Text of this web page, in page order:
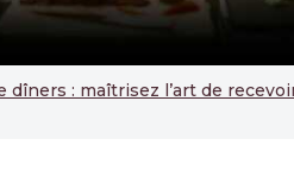
dîners : maîtrisez l’art de